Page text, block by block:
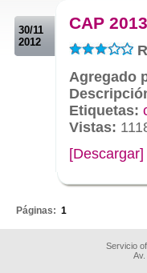
30/11
2012
CAP
Agregado
Etiquetas:
Vistas:
[Descargar]
Páginas: 1
Servicio